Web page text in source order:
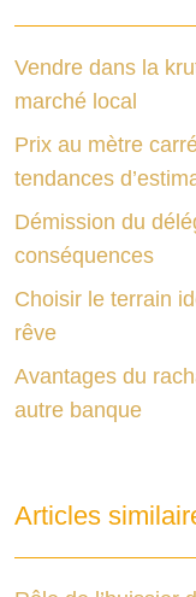
Vendre dans la
marché local
Prix au mètre
tendances
Démission du
conséquences
Choisir le terrain
rêve
Avantages du
autre banque
Articles